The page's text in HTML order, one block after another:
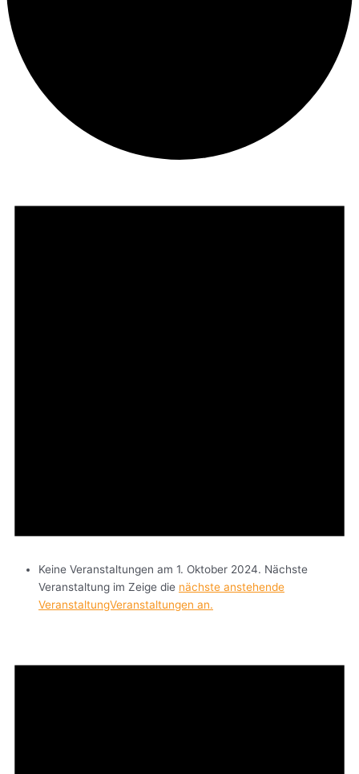
Keine Veranstaltungen am 1. Oktober 2024. Nächste
Veranstaltung im Zeige die nächste anstehende
VeranstaltungVeranstaltungen an.